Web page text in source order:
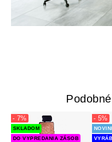
SKLADOM
DO VYPREDANIA ZÁSOB
- 7% - 5%